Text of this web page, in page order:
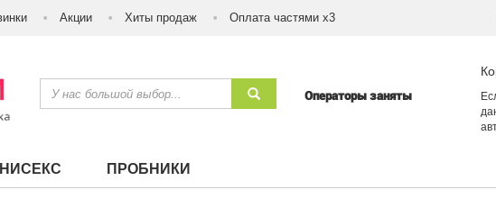
Акции Хиты продаж Оплата частями х3
Операторы заняты
ПРОБНИКИ